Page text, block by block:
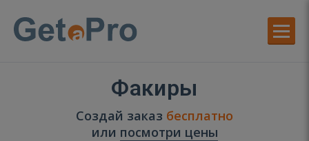
Факиры
Создай заказ бесплатно
или посмотри цены